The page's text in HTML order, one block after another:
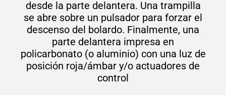
desde la parte delantera. Una trampilla
se abre sobre un pulsador para forzar el
descenso del bolardo. Finalmente, una
parte delantera impresa en
policarbonato (o aluminio) con una luz de
posición roja/ámbar y/o actuadores de
control